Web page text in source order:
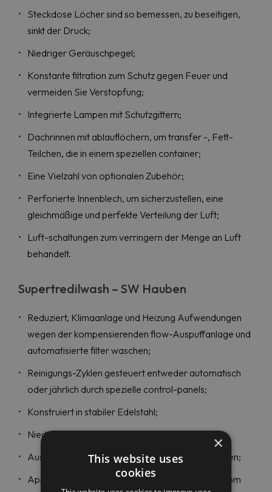
Steckdose Löcher sind so bemessen, zu beseitigen,
sinkt der Druck;
Niedriger Geräuschpegel;
Konstante filtration zum Schutz gegen Feuer und
vermeiden Sie Verstopfung;
Integrierte Lampen mit Schutzgittern;
Dachrinnen mit ablauflöchern, um transfer -, Fett-
Teilchen, die in einem speziellen container;
Eine Vielzahl von optionalen Zubehör;
Perforierte Innenblech, um sicherzustellen, eine
gleichmäßige und perfekte Verteilung der Luft;
Luft-schaltungen zum verringern der Menge an Luft
behandelt.
Supertredilwash – SW Hauben
Reduziert, Klimaanlage und Heizung Aufwendungen
wegen der kompensierenden flow-Auspuffanlage und
automatisierte filter waschen;
Reinigungs-Zyklen gesteuert entweder automatisch
oder jährlich durch spezielle control-panels;
Konstruiert in stabiler Edelstahl;
Niedriger Geräuschpegel;
Ausgestattet mit filter-packs und Leuchtstoffröhren;
App-der Teil, der Kontakt mit den Einlass-Luftstrom
×
This website uses
cookies